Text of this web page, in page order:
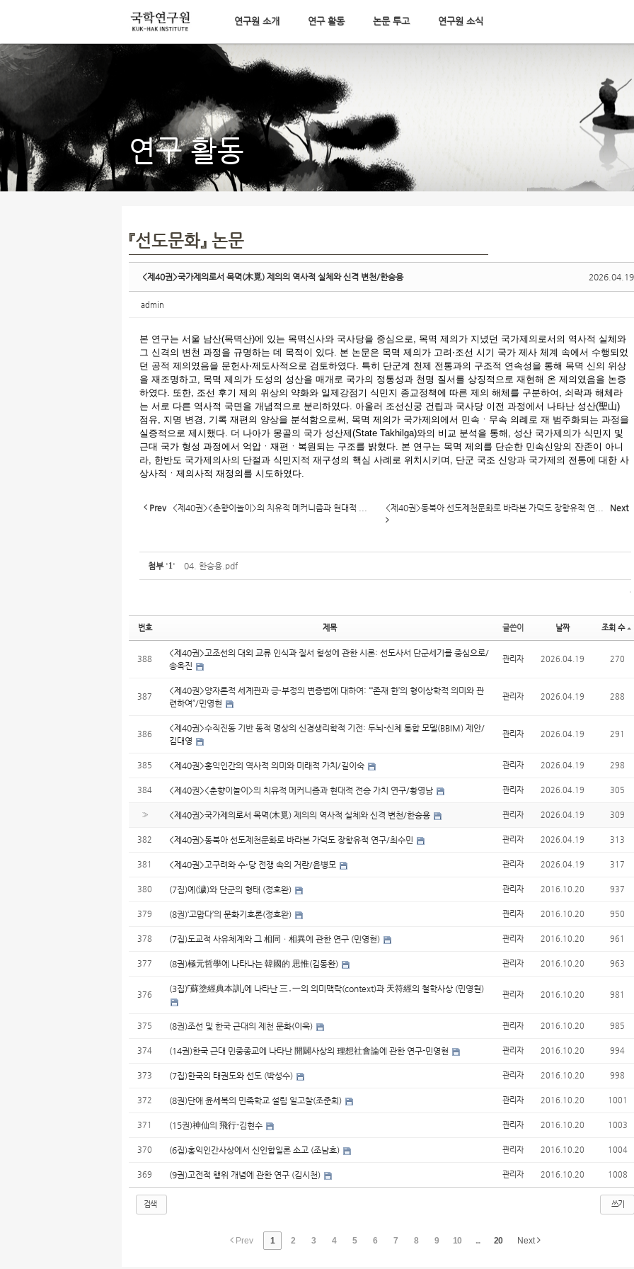
메뉴 건너뛰기
연구원 소개 연구 활동 논문 투고 연구원 소식
연구 활동
『선도문화』 논문
2026.04.19
<제40권>국가제의로서 목멱(木覓) 제의의 역사적 실체와 신격 변천/한승용
admin
본 연구는 서울 남산(목멱산)에 있는 목멱신사와 국사당을 중심으로, 목멱 제의가 지녔던 국가제의로서의 역사적 실체와
그 신격의 변천 과정을 규명하는 데 목적이 있다. 본 논문은 목멱 제의가 고려⋅조선 시기 국가 제사 체계 속에서 수행되었
던 공적 제의였음을 문헌사⋅제도사적으로 검토하였다. 특히 단군계 천제 전통과의 구조적 연속성을 통해 목멱 신의 위상
을 재조명하고, 목멱 제의가 도성의 성산을 매개로 국가의 정통성과 천명 질서를 상징적으로 재현해 온 제의였음을 논증
하였다. 또한, 조선 후기 제의 위상의 약화와 일제강점기 식민지 종교정책에 따른 제의 해체를 구분하여, 쇠락과 해체라
는 서로 다른 역사적 국면을 개념적으로 분리하였다. 아울러 조선신궁 건립과 국사당 이전 과정에서 나타난 성산(聖山)
점유, 지명 변경, 기록 재편의 양상을 분석함으로써, 목멱 제의가 국가제의에서 민속ㆍ무속 의례로 재 범주화되는 과정을
실증적으로 제시했다. 더 나아가 몽골의 국가 성산제(State Takhilga)와의 비교 분석을 통해, 성산 국가제의가 식민지 및
근대 국가 형성 과정에서 억압ㆍ재편ㆍ복원되는 구조를 밝혔다. 본 연구는 목멱 제의를 단순한 민속신앙의 잔존이 아니
라, 한반도 국가제의사의 단절과 식민지적 재구성의 핵심 사례로 위치시키며, 단군 국조 신앙과 국가제의 전통에 대한 사
상사적ㆍ제의사적 재정의를 시도하였다.
Prev <제40권><춘향이놀이>의 치유적 메커니즘과 현대적 ... <제40권>동북아 선도제천문화로 바라본 가덕도 장항유적 연... Next
첨부 '1' 04. 한승용.pdf
번호 제목 글쓴이 날짜 조회 수
388
<제40권>고조선의 대외 교류 인식과 질서 형성에 관한 시론: 선도사서 단군세기를 중심으로/
송옥진
관리자 2026.04.19 270
387
<제40권>양자론적 세계관과 긍⋅부정의 변증법에 대하여: “‘존재 한’의 형이상학적 의미와 관
련하여”/민영현
관리자 2026.04.19 288
386
<제40권>수직진동 기반 동적 명상의 신경생리학적 기전: 두뇌-신체 통합 모델(BBIM) 제안/
김대영
관리자 2026.04.19 291
385 <제40권>홍익인간의 역사적 의미와 미래적 가치/길이숙 관리자 2026.04.19 298
384 <제40권><춘향이놀이>의 치유적 메커니즘과 현대적 전승 가치 연구/황영남 관리자 2026.04.19 305
» <제40권>국가제의로서 목멱(木覓) 제의의 역사적 실체와 신격 변천/한승용 관리자 2026.04.19 309
382 <제40권>동북아 선도제천문화로 바라본 가덕도 장항유적 연구/최수민 관리자 2026.04.19 313
381 <제40권>고구려와 수⋅당 전쟁 속의 거란/윤병모 관리자 2026.04.19 317
380 (7집)예(濊)와 단군의 형태 (정호완) 관리자 2016.10.20 937
379 (8권)‘고맙다’의 문화기호론(정호완) 관리자 2016.10.20 950
378 (7집)도교적 사유체계와 그 相同ㆍ相異에 관한 연구 (민영현) 관리자 2016.10.20 961
377 (8권)極元哲學에 나타나는 韓國的 思惟(김동환) 관리자 2016.10.20 963
376
(3집)「蘇塗經典本訓」에 나타난 三․一의 의미맥락(context)과 天符經의 철학사상 (민영현)
관리자 2016.10.20 981
375 (8권)조선 및 한국 근대의 제천 문화(이욱) 관리자 2016.10.20 985
374 (14권)한국 근대 민중종교에 나타난 開闢사상의 理想社會論에 관한 연구-민영현 관리자 2016.10.20 994
373 (7집)한국의 태권도와 선도 (박성수) 관리자 2016.10.20 998
372 (8권)단애 윤세복의 민족학교 설립 일고찰(조준희) 관리자 2016.10.20 1001
371 (15권)神仙의 飛行-김현수 관리자 2016.10.20 1003
370 (6집)홍익인간사상에서 신인합일론 소고 (조남호) 관리자 2016.10.20 1004
369 (9권)고전적 행위 개념에 관한 연구 (김시천) 관리자 2016.10.20 1008
검색 쓰기
Prev 1 2 3 4 5 6 7 8 9 10 ... 20 Next
Sketchbook5, 스케치북5
Sketchbook5, 스케치북5